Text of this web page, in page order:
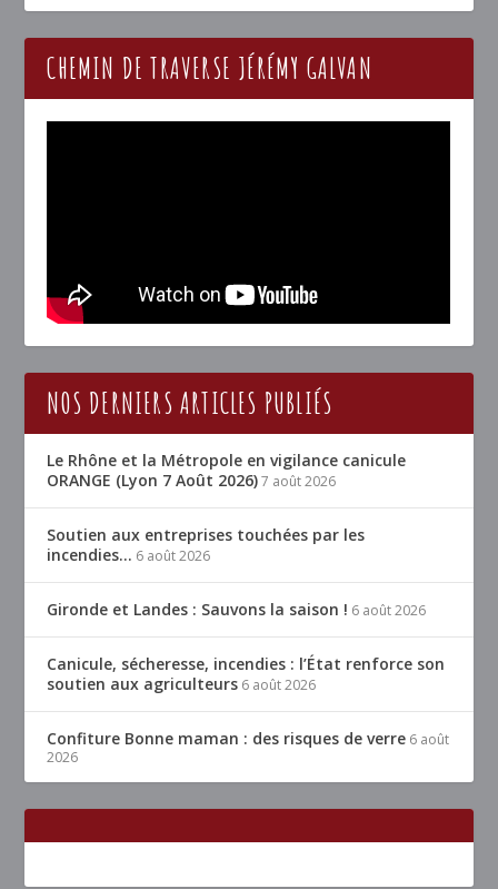
CHEMIN DE TRAVERSE JÉRÉMY GALVAN
NOS DERNIERS ARTICLES PUBLIÉS
Le Rhône et la Métropole en vigilance canicule
ORANGE (Lyon 7 Août 2026) 7 août 2026
Soutien aux entreprises touchées par les
incendies… 6 août 2026
Gironde et Landes : Sauvons la saison ! 6 août 2026
Canicule, sécheresse, incendies : l’État renforce son
soutien aux agriculteurs 6 août 2026
Confiture Bonne maman : des risques de verre 6 août
2026